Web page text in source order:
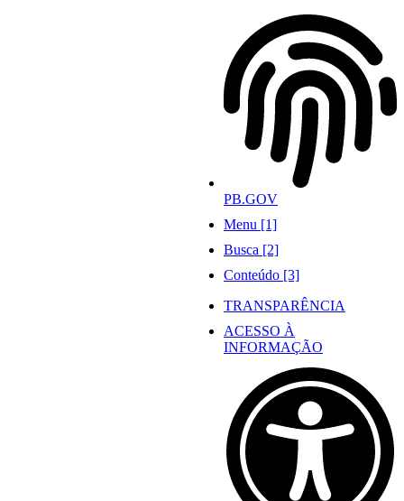
PB.GOV
Menu [1]
Busca [2]
Conteúdo [3]
TRANSPARÊNCIA
ACESSO À
INFORMAÇÃO